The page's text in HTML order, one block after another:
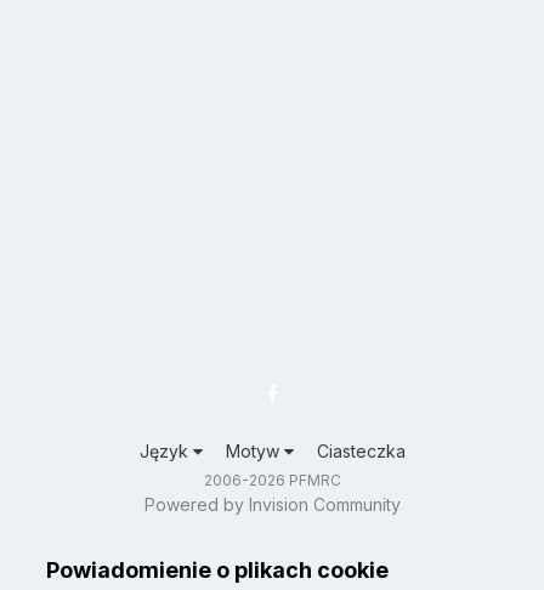
Język Motyw Ciasteczka
2006-2026 PFMRC
Powered by Invision Community
Powiadomienie o plikach cookie